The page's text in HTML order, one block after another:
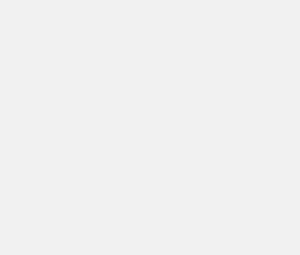
دکتر حکیمه